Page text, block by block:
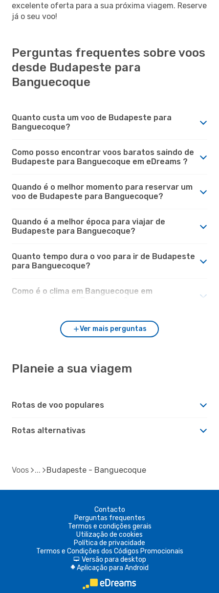
excelente oferta para a sua próxima viagem. Reserve
já o seu voo!
Perguntas frequentes sobre voos
desde Budapeste para
Banguecoque
Quanto custa um voo de Budapeste para
Banguecoque?
Como posso encontrar voos baratos saindo de
Budapeste para Banguecoque em eDreams ?
Quando é o melhor momento para reservar um
voo de Budapeste para Banguecoque?
Quando é a melhor época para viajar de
Budapeste para Banguecoque?
Quanto tempo dura o voo para ir de Budapeste
para Banguecoque?
Como é o clima em Banguecoque em
Ver mais perguntas
Planeie a sua viagem
Rotas de voo populares
Rotas alternativas
Voos Budapeste - Banguecoque
Contacto
Perguntas frequentes
Termos e condições gerais
Utilização de cookies
Política de privacidade
Termos e Condições dos Códigos Promocionais
d Versão para desktop
A Aplicação para Android